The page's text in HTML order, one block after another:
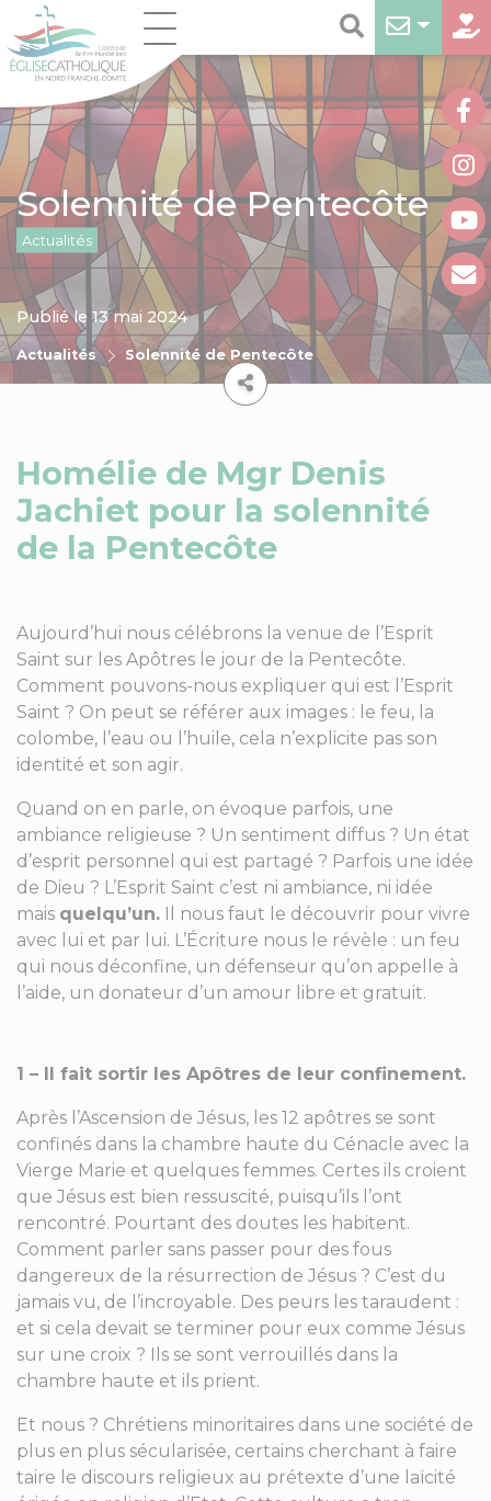
Solennité de Pentecôte
Actualités
Actualités Solennité de Pentecôte
Publié le 13 mai 2024
Homélie de Mgr Denis
Jachiet pour la solennité
de la Pentecôte
Aujourd’hui nous célébrons la venue de l’Esprit
Saint sur les Apôtres le jour de la Pentecôte.
Comment pouvons-nous expliquer qui est l’Esprit
Saint ? On peut se référer aux images : le feu, la
colombe, l’eau ou l’huile, cela n’explicite pas son
identité et son agir.
Quand on en parle, on évoque parfois, une
ambiance religieuse ? Un sentiment diffus ? Un état
d’esprit personnel qui est partagé ? Parfois une idée
de Dieu ? L’Esprit Saint c’est ni ambiance, ni idée
mais quelqu’un. Il nous faut le découvrir pour vivre
avec lui et par lui. L’Écriture nous le révèle : un feu
qui nous déconfine, un défenseur qu’on appelle à
l’aide, un donateur d’un amour libre et gratuit.
1 – Il fait sortir les Apôtres de leur confinement.
Après l’Ascension de Jésus, les 12 apôtres se sont
confinés dans la chambre haute du Cénacle avec la
Vierge Marie et quelques femmes. Certes ils croient
que Jésus est bien ressuscité, puisqu’ils l’ont
rencontré. Pourtant des doutes les habitent.
Comment parler sans passer pour des fous
dangereux de la résurrection de Jésus ? C’est du
jamais vu, de l’incroyable. Des peurs les taraudent :
et si cela devait se terminer pour eux comme Jésus
sur une croix ? Ils se sont verrouillés dans la
chambre haute et ils prient.
Et nous ? Chrétiens minoritaires dans une société de
plus en plus sécularisée, certains cherchant à faire
taire le discours religieux au prétexte d’une laïcité